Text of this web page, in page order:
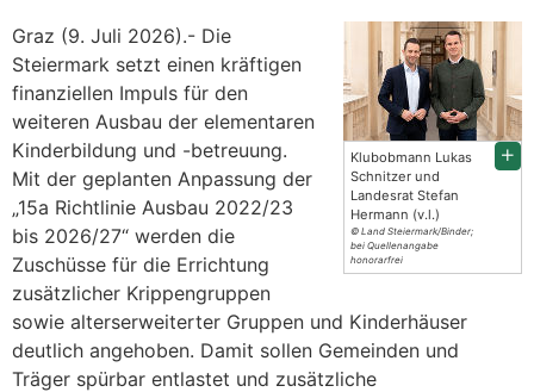
Klubobmann Lukas
Schnitzer und
Landesrat Stefan
Hermann (v.l.)
© Land Steiermark/Binder;
bei Quellenangabe
honorarfrei
Graz (9. Juli 2026).- Die
Steiermark setzt einen kräftigen
finanziellen Impuls für den
weiteren Ausbau der elementaren
Kinderbildung und -betreuung.
Mit der geplanten Anpassung der
„15a Richtlinie Ausbau 2022/23
bis 2026/27“ werden die
Zuschüsse für die Errichtung
zusätzlicher Krippengruppen
sowie alterserweiterter Gruppen und Kinderhäuser
deutlich angehoben. Damit sollen Gemeinden und
Träger spürbar entlastet und zusätzliche